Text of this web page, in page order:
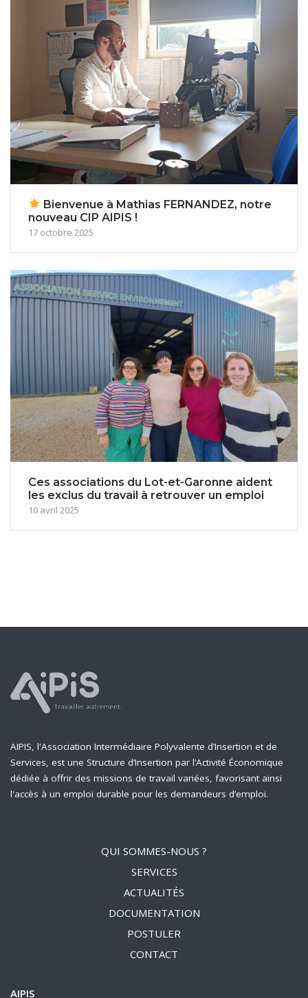
Bienvenue à Mathias FERNANDEZ, notre
nouveau CIP AIPIS !
17 octobre 2025
Ces associations du Lot-et-Garonne aident
les exclus du travail à retrouver un emploi
10 avril 2025
AIPIS, l'Association Intermédiaire Polyvalente d’Insertion et de
Services, est une Structure d’Insertion par l’Activité Économique
dédiée à offrir des missions de travail variées, favorisant ainsi
l'accès à un emploi durable pour les demandeurs d’emploi.
QUI SOMMES-NOUS ?
SERVICES
ACTUALITÉS
DOCUMENTATION
POSTULER
CONTACT
AIPIS